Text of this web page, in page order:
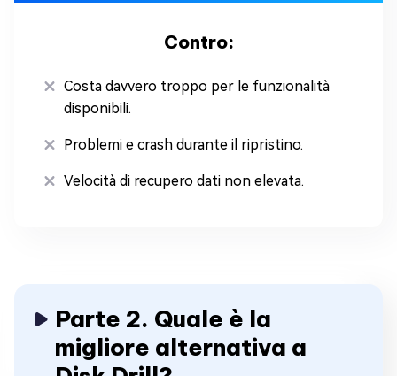
Contro:
Costa davvero troppo per le funzionalità
disponibili.
Problemi e crash durante il ripristino.
Velocità di recupero dati non elevata.
Parte 2. Quale è la
migliore alternativa a